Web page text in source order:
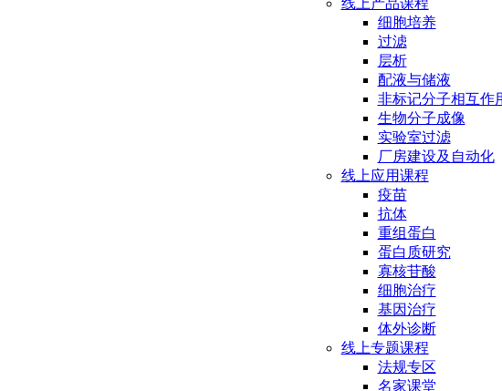
线上产品课程
细胞培养
过滤
层析
配液与储液
非标记分子相互作
生物分子成像
实验室过滤
厂房建设及自动化
线上应用课程
疫苗
抗体
重组蛋白
蛋白质研究
寡核苷酸
细胞治疗
基因治疗
体外诊断
线上专题课程
法规专区
名家课堂